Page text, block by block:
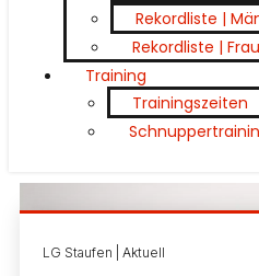
Rekordliste |
Rekordliste |
Training
Trainingszeiten
LG Staufen | Aktuell